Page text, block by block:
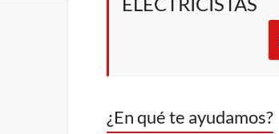
¿En qué te ayudamos?